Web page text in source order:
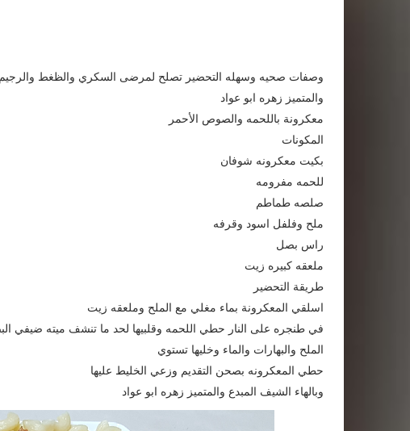
وصفات صحيه وسهله التحضير تصلح لمرضى السكري والظغط
والمتميز زهره ابو عواد
معكرونة باللحمه والصوص الأحمر
المكونات
بكيت معكرونه شوفان
للحمه مفرومه
صلصه طماطم
ملح وفلفل اسود وقرفه
راس بصل
ملعقه كبيره زيت
طريقة التحضير
اسلقي المعكرونة بماء مغلي مع الملح وملعقه زيت
في طنجره على النار حطي اللحمه وقلبيها لحد ما تنشف ميته ضيفي
الملح والبهارات والماء وخليها تستوي
حطي المعكرونه بصحن التقديم وزعي الخليط عليها
وبالهاء الشيف المبدع والمتميز زهره ابو عواد